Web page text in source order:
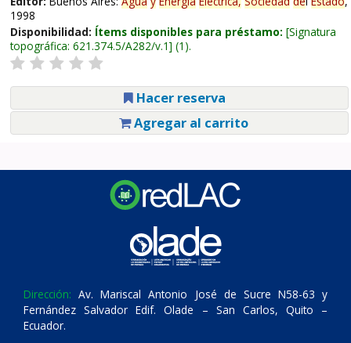
1998
Disponibilidad: Ítems disponibles para préstamo: Signatura
topográfica: 621.374.5/A282/v.1 (1).
Hacer reserva
Agregar al carrito
Dirección: Av. Mariscal Antonio José de Sucre N58-63 y
Fernández Salvador Edif. Olade – San Carlos, Quito –
Ecuador.